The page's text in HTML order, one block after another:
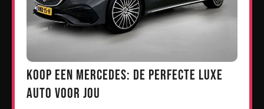
Koop een Mercedes: De Perfecte Luxe
Auto voor Jou